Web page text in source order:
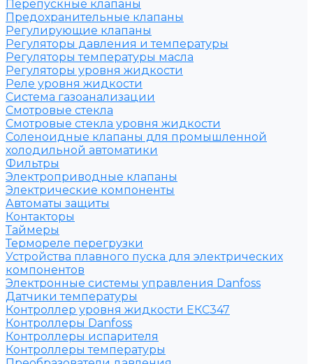
Перепускные клапаны
Предохранительные клапаны
Регулирующие клапаны
Регуляторы давления и температуры
Регуляторы температуры масла
Регуляторы уровня жидкости
Реле уровня жидкости
Система газоанализации
Смотровые стекла
Смотровые стекла уровня жидкости
Соленоидные клапаны для промышленной
холодильной автоматики
Фильтры
Электроприводные клапаны
Электрические компоненты
Автоматы защиты
Контакторы
Таймеры
Термореле перегрузки
Устройства плавного пуска для электрических
компонентов
Электронные системы управления Danfoss
Датчики температуры
Контроллер уровня жидкости ЕКС347
Контроллеры Danfoss
Контроллеры испарителя
Контроллеры температуры